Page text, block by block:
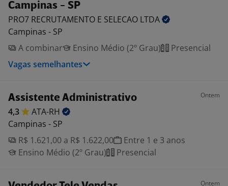
Campinas - SP
PRO7 RECRUTAMENTO E SELECAO LTDA
Campinas - SP
A combinar
Ensino Médio (2º Grau)
Presencial
Vagas semelhantes
Assistente Administrativo Ontem
4,3
ATA-RH
Campinas - SP
R$ 1.621,00 a R$ 1.622,00
Entre 1 e 3 anos
Ensino Médio (2º Grau)
Presencial
Ontem